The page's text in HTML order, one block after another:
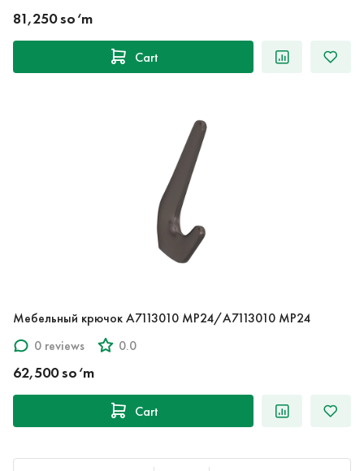
81,250 so‘m
Cart
Мебельный крючок A7113010 MP24/A7113010 MP24
0 reviews
0.0
62,500 so‘m
Cart